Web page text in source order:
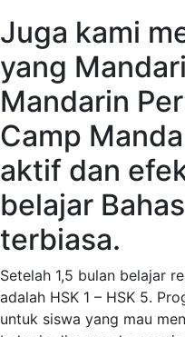
Juga kami
yang
Mandarin
Camp
aktif dan
belajar
terbiasa.
Setelah 1,5 bulan belajar
adalah HSK 1 – HSK 5.
untuk siswa yang mau